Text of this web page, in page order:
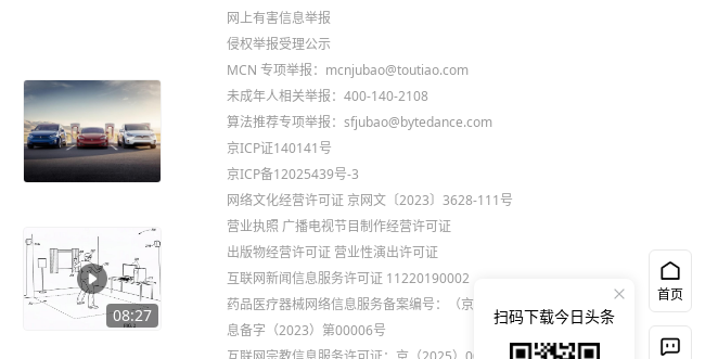
08:27
网上有害信息举报
侵权举报受理公示
MCN 专项举报：mcnjubao@toutiao.com
未成年人相关举报：400-140-2108
算法推荐专项举报：sfjubao@bytedance.com
京ICP证140141号
京ICP备12025439号-3
网络文化经营许可证 京网文〔2023〕3628-111号
营业执照 广播电视节目制作经营许可证
出版物经营许可证 营业性演出许可证
互联网新闻信息服务许可证 11220190002
药品医疗器械网络信息服务备案编号：（京）网药械信
息备字（2023）第00006号
首页
扫码下载今日头条